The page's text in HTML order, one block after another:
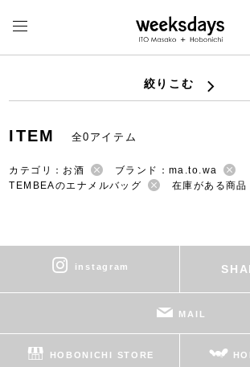
絞りこむ
ITEM 全0アイテム
カテゴリ：お酒
ブランド：ma.to.wa
TEMBEAのエナメルバッグ
在庫がある商品
instagram
MAIL
HOBONICHI STORE